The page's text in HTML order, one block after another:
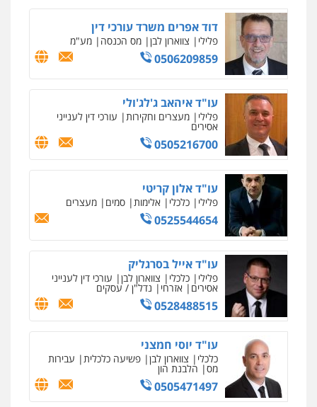
דוד אפרים משרד עורכי דין
פלילי צווארון לבן מס הכנסה מע"מ
0506209859
עו"ד איהאב ג'לג'ולי
פלילי מעצרים וחקירות עורכי דין לענייני
אסירים
0505216700
עו"ד אלון קריטי
פלילי כלכלי אלימות סמים מעצרים
0525544654
עו"ד אייל בסרגליק
פלילי כלכלי צווארון לבן עורכי דין לענייני
אסירים אזרחי נדל"ן / עסקים
0528488515
עו"ד יוסי חמצני
כלכלי צווארון לבן פשיעה כלכלית עבירות
מס הלבנת הון
0505471497
0522508109
מקצועיים לעורכי דין
מרכז התחלה חדשה
0544500346
לעורכי דין
0504062539
עו"ד ד"ר אבי שקד
עבירות פליליות
0544385337
איתי חקירות – שירותים לעורכי דין